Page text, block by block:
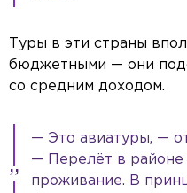
Туры в эти страны
бюджетными — они
со средним доходом.
— Это авиатуры, —
— Перелёт в районе
проживание. В